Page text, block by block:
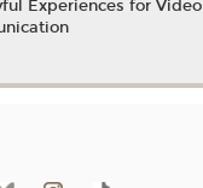
Experiences for